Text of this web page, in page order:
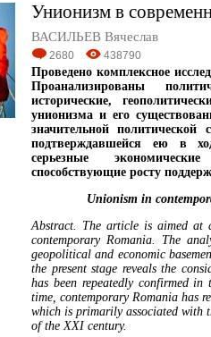
Унионизм в
ВАСИЛЬЕВ Вячеслав
2680 438790
Проведено комплексное
Проанализированы
исторические,
унионизма и его
значительной политической
подтверждавшейся ею в
серьезные
способствующие росту
Unionism in
Abstract. The article is aimed at
contemporary Romania. The
geopolitical and economic
the present stage reveals the
has been repeatedly confirmed
time, contemporary Romania has
which is primarily associated with
of the XXI century.